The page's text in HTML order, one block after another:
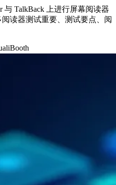
与 TalkBack 上进行屏幕阅读器
读器测试重要、测试要点、阅